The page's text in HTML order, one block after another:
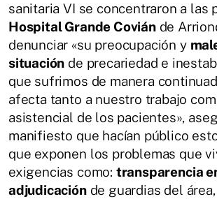
sanitaria VI se concentraron a las
Hospital Grande Coviánde
denunciar «su preocupación y
situación de precariedad e
que sufrimos de manera
afecta tanto a nuestro trabajo
asistencial de los pacientes»,
manifiesto que hacían público
que exponen los problemas que
exigencias como: transparencia
adjudicaciónde guardias del